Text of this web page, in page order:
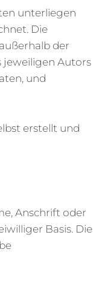
unterliegen
Die
der
jeweiligen Autors
und
erstellt und
Anschrift oder
Basis. Die